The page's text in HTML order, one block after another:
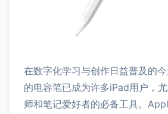
在数字化学习与创作日益普及的
的电容笔已成为许多iPad用户，
师和笔记爱好者的必备工具。